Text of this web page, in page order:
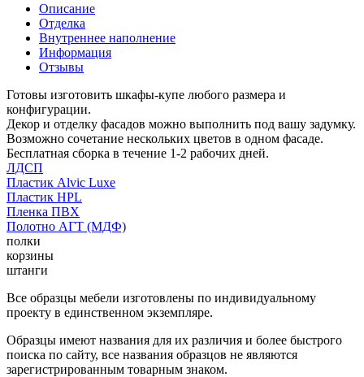
Описание
Отделка
Внутреннее наполнение
Информация
Отзывы
Готовы изготовить шкафы-купе любого размера и
конфигурации.
Декор и отделку фасадов можно выполнить под вашу задумку.
Возможно сочетание нескольких цветов в одном фасаде.
Бесплатная сборка в течение 1-2 рабочих дней.
ЛДСП
Пластик Alvic Luxe
Пластик HPL
Пленка ПВХ
Полотно АГТ (МДФ)
полки
корзины
штанги
Все образцы мебели изготовлены по индивидуальному
проекту в единственном экземпляре.
Образцы имеют названия для их различия и более быстрого
поиска по сайту, все названия образцов не являются
зарегистрированным товарным знаком.